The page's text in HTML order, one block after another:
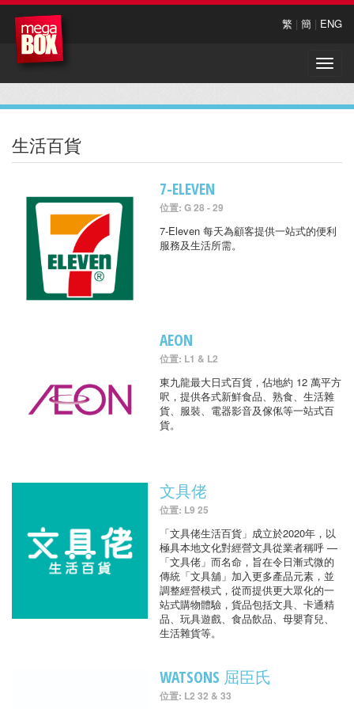
繁 | 簡 | ENG
Toggle
生活百貨
7-ELEVEN
位置: G 28 - 29
7-Eleven 每天為顧客提供一站式的便利
服務及生活所需。
AEON
位置: L1 & L2
東九龍最大日式百貨，佔地約 12 萬平方
呎，提供各式新鮮食品、熟食、生活雜
貨、服裝、電器影音及傢俬等一站式百
貨。
文具佬
位置: L9 25
「文具佬生活百貨」成立於2020年，以
極具本地文化對經營文具從業者稱呼 —
「文具佬」而名命，旨在令日漸式微的
傳統「文具舖」加入更多產品元素，並
調整經營模式，從而提供更大眾化的一
站式購物體驗，貨品包括文具、卡通精
品、玩具遊戲、食品飲品、母嬰育兒、
生活雜貨等。
WATSONS 屈臣氏
位置: L2 32 & 33